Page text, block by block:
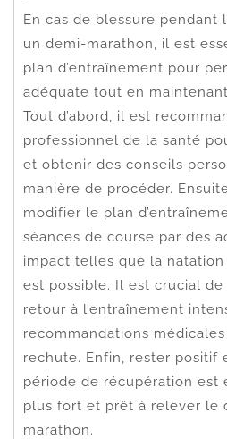
En cas de blessure pendant
un demi-marathon, il est
plan d’entraînement pour
adéquate tout en
Tout d’abord, il est
professionnel de la santé
et obtenir des conseils
manière de procéder.
modifier le plan
séances de course par des
impact telles que la
est possible. Il est crucial
retour à l’entraînement
recommandations
rechute. Enfin, rester positif
période de récupération est
plus fort et prêt à relever le
marathon.